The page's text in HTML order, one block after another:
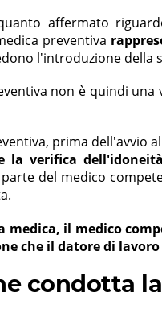
affermato
preventiva
l'introduzione della
non è quindi
prima dell'avvio
la verifica
del medico
medica, il medico
che il datore di
condotta